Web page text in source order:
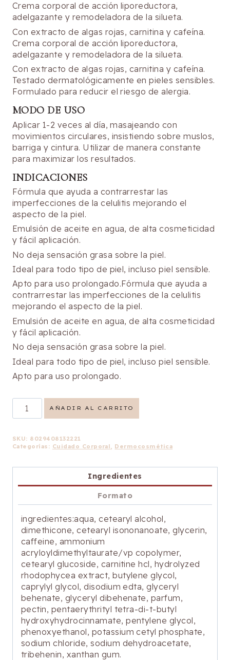
Crema corporal de acción liporeductora,
adelgazante y remodeladora de la silueta.
Con extracto de algas rojas, carnitina y cafeína.
Crema corporal de acción liporeductora,
adelgazante y remodeladora de la silueta.
Con extracto de algas rojas, carnitina y cafeína.
Testado dermatológicamente en pieles sensibles.
Formulado para reducir el riesgo de alergia.
MODO DE USO
Aplicar 1-2 veces al día, masajeando con
movimientos circulares, insistiendo sobre muslos,
barriga y cintura. Utilizar de manera constante
para maximizar los resultados.
INDICACIONES
Fórmula que ayuda a contrarrestar las
imperfecciones de la celulitis mejorando el
aspecto de la piel.
Emulsión de aceite en agua, de alta cosmeticidad
y fácil aplicación.
No deja sensación grasa sobre la piel.
Ideal para todo tipo de piel, incluso piel sensible.
Apto para uso prolongado.Fórmula que ayuda a
contrarrestar las imperfecciones de la celulitis
mejorando el aspecto de la piel.
Emulsión de aceite en agua, de alta cosmeticidad
y fácil aplicación.
No deja sensación grasa sobre la piel.
Ideal para todo tipo de piel, incluso piel sensible.
Apto para uso prolongado.
Crema
Remodeladora
cantidad
AÑADIR AL CARRITO
SKU: 8029408132221
Categorías: Cuidado Corporal, Dermocosmética
Ingredientes
Formato
ingredientes:aqua, cetearyl alcohol,
dimethicone, cetearyl isononanoate, glycerin,
caffeine, ammonium
acryloyldimethyltaurate/vp copolymer,
cetearyl glucoside, carnitine hcl, hydrolyzed
rhodophycea extract, butylene glycol,
caprylyl glycol, disodium edta, glyceryl
behenate, glyceryl dibehenate, parfum,
pectin, pentaerythrityl tetra-di-t-butyl
hydroxyhydrocinnamate, pentylene glycol,
phenoxyethanol, potassium cetyl phosphate,
sodium chloride, sodium dehydroacetate,
tribehenin, xanthan gum.